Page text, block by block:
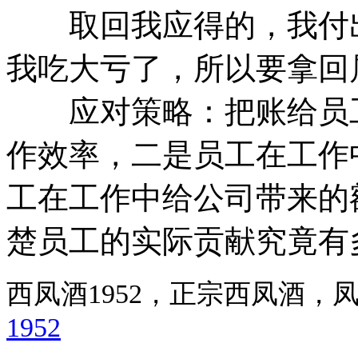
取回我应得的，我付
我吃大亏了，所以要拿
应对策略：把账给员
作效率，二是员工在工
工在工作中给公司带来
楚员工的实际贡献究竟有
西凤酒1952，正宗西凤酒
1952